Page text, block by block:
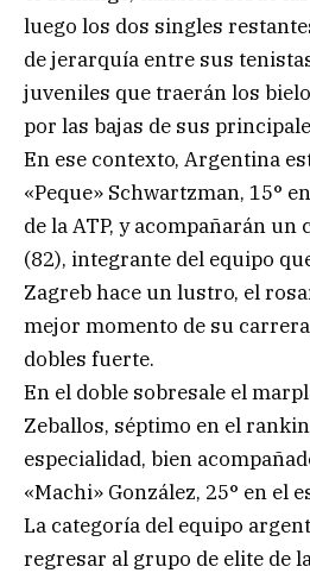
luego los dos singles
de jerarquía entre sus
juveniles que traerán los
por las bajas de sus
En ese contexto, Argentina
«Peque» Schwartzman, 15°
de la ATP, y acompañarán un
(82), integrante del equipo
Zagreb hace un lustro, el
mejor momento de su
dobles fuerte.
En el doble sobresale el
Zeballos, séptimo en el
especialidad, bien
«Machi» González, 25° en el
La categoría del equipo
regresar al grupo de elite de